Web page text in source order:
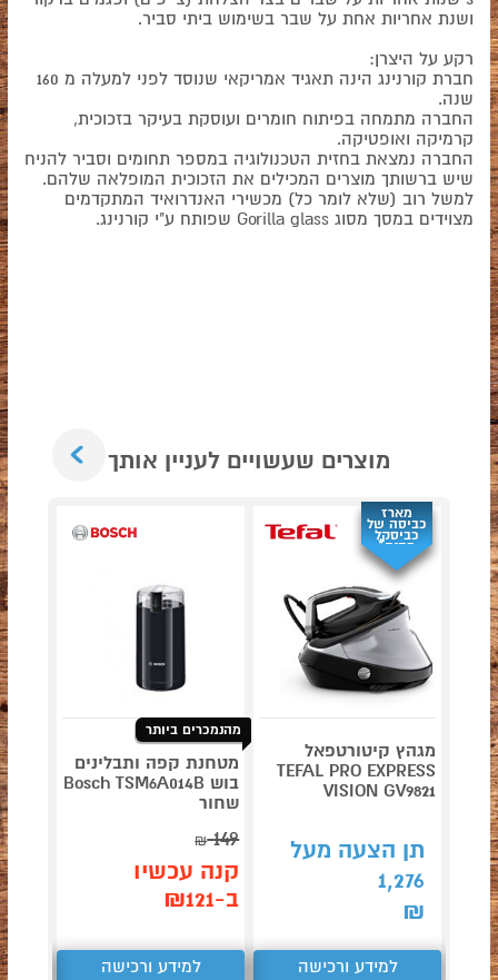
ושנת אחריות אחת על שבר בשימוש ביתי סביר.
רקע על היצרן:
חברת קורנינג הינה תאגיד אמריקאי שנוסד לפני למעלה מ 160
שנה.
החברה מתמחה בפיתוח חומרים ועוסקת בעיקר בזכוכית,
קרמיקה ואופטיקה.
החברה נמצאת בחזית הטכנולוגיה במספר תחומים וסביר להניח
שיש ברשותך מוצרים המכילים את הזכוכית המופלאה שלהם.
למשל רוב (שלא לומר כל) מכשירי האנדרואיד המתקדמים
מצוידים במסך מסוג Gorilla glass שפותח ע"י קורנינג.
מוצרים שעשויים לעניין אותך
מארז
כביסה של
כביסקל
מתנה*
מגהץ קיטורטפאל
TEFAL PRO EXPRESS
VISION GV9821
תן הצעה מעל
1,276
₪
למידע ורכישה
מהנמכרים ביותר
מטחנת קפה ותבלינים
בוש Bosch TSM6A014B
שחור
149
₪
קנה עכשיו
ב-₪121
למידע ורכישה